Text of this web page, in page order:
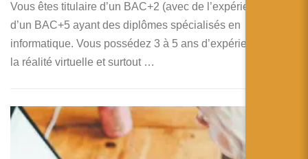
Vous êtes titulaire d’un BAC+2 (avec de l’expérience) ou
d’un BAC+5 ayant des diplômes spécialisés en
informatique. Vous possédez 3 à 5 ans d’expériences dans
la réalité virtuelle et surtout …